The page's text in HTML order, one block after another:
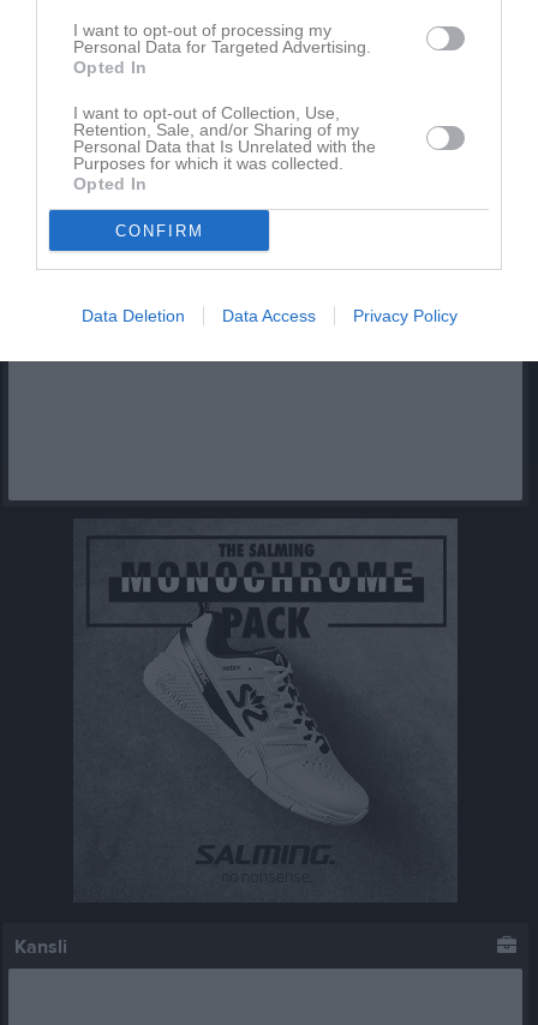
I want to opt-out of processing my
Personal Data for Targeted Advertising.
Opted In
I want to opt-out of Collection, Use,
Retention, Sale, and/or Sharing of my
Personal Data that Is Unrelated with the
Purposes for which it was collected.
Opted In
CONFIRM
Data Deletion Data Access Privacy Policy
Logga in som administratör och skapa ert första album
På gång Kalender
Kalenderöversikt
Facebook
Kansli